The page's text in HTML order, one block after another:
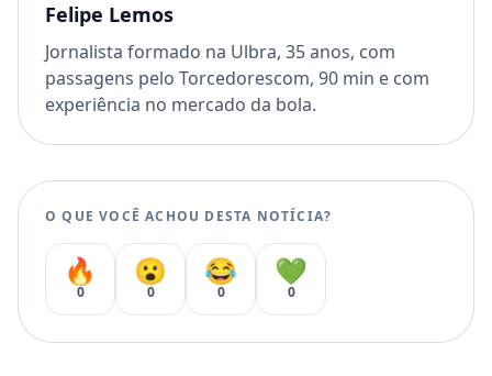
Felipe Lemos
Jornalista formado na Ulbra, 35 anos, com
passagens pelo Torcedorescom, 90 min e com
experiência no mercado da bola.
O QUE VOCÊ ACHOU DESTA NOTÍCIA?
🔥
0
😮
0
😂
0
💚
0